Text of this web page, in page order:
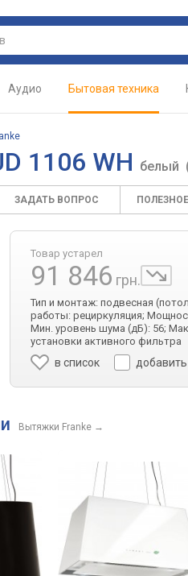
Аудио Бытовая техника
1106 WH белый
ЗАДАТЬ ВОПРОС ПОЛЕЗНОЕ
Товар устарел
91 846 грн.
Тип и монтаж: подвесная
работы: рециркуляция;
Мин. уровень шума (дБ): 56;
установки активного фильтра
в список
Вытяжки Franke →